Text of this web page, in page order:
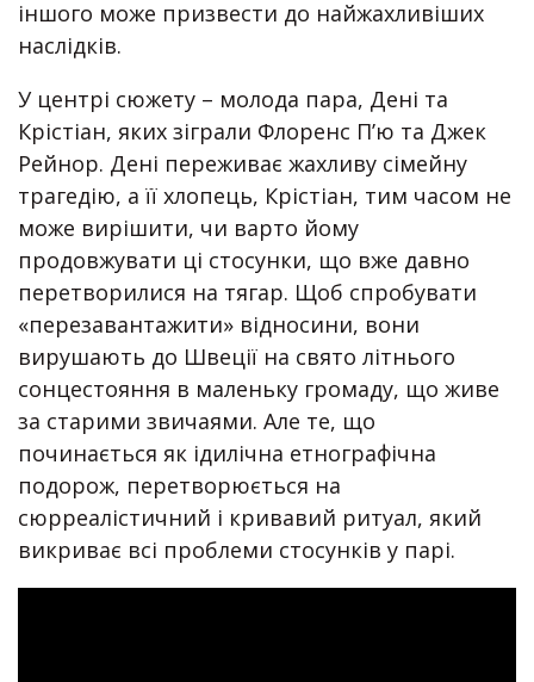
іншого може призвести до найжахливіших
наслідків.
У центрі сюжету – молода пара, Дені та
Крістіан, яких зіграли Флоренс П’ю та Джек
Рейнор. Дені переживає жахливу сімейну
трагедію, а її хлопець, Крістіан, тим часом не
може вирішити, чи варто йому
продовжувати ці стосунки, що вже давно
перетворилися на тягар. Щоб спробувати
«перезавантажити» відносини, вони
вирушають до Швеції на свято літнього
сонцестояння в маленьку громаду, що живе
за старими звичаями. Але те, що
починається як ідилічна етнографічна
подорож, перетворюється на
сюрреалістичний і кривавий ритуал, який
викриває всі проблеми стосунків у парі.